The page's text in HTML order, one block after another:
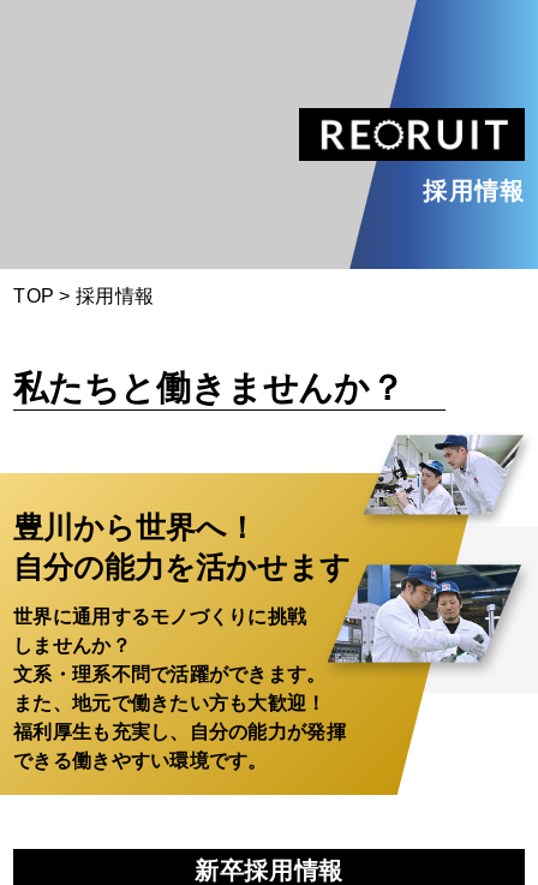
採用情報
TOP >採用情報
私たちと働きませんか？
豊川から世界へ！
自分の能力を活かせます
世界に通用するモノづくりに挑戦
しませんか？
文系・理系不問で活躍ができます。
また、地元で働きたい方も大歓迎！
福利厚生も充実し、自分の能力が発揮
できる働きやすい環境です。
新卒採用情報